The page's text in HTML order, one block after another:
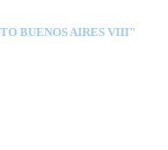
BUENOS AIRES VIII"